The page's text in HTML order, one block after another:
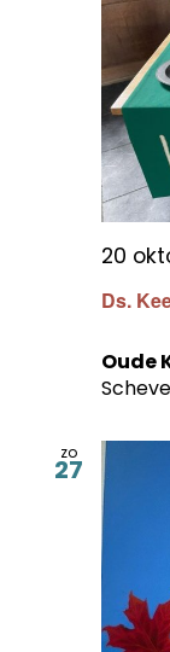
Ds.
20
Oude
zo
27